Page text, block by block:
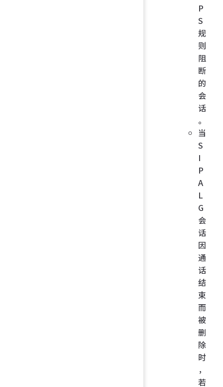
P
S
规
则
阻
断
的
会
话
。
当
S
I
P
A
L
G
会
话
因
通
话
结
束
而
被
删
除
时
，
若